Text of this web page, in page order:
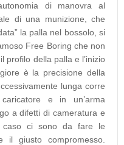
di manovra al
di una munizione, che
la palla nel bossolo, si
Free Boring che non
profilo della palla e l’inizio
è la precisione della
lunga corre
e in un’arma
a difetti di cameratura e
caso ci sono da fare le
il giusto compromesso.